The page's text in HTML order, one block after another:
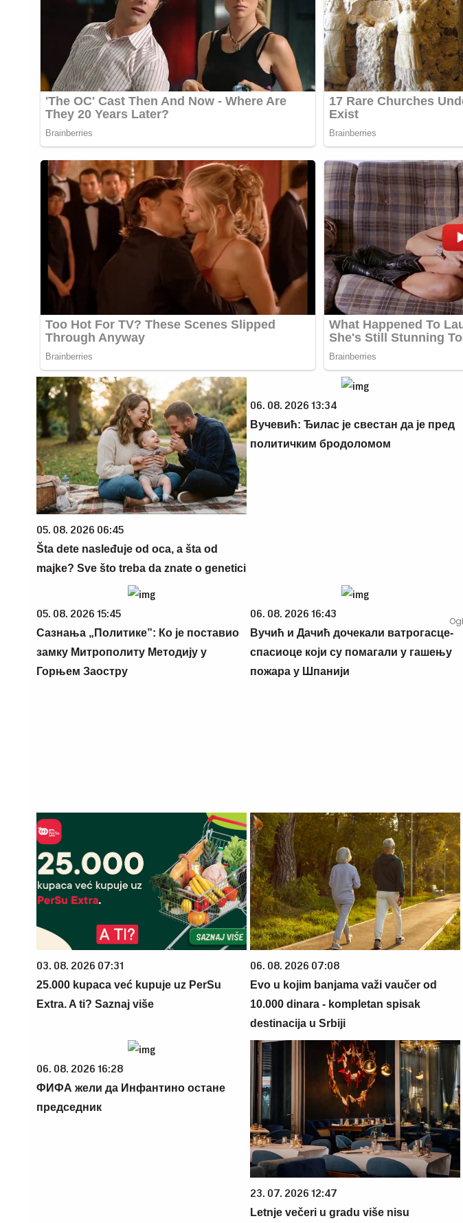
05. 08. 2026 06:45
Šta dete nasleđuje od oca, a šta od
majke? Sve što treba da znate o genetici
06. 08. 2026 13:34
Вучевић: Ђилас је свестан да је пред
политичким бродоломом
05. 08. 2026 15:45
Сазнања „Политике”: Ко је поставио
замку Митрополиту Методију у
Горњем Заостру
06. 08. 2026 16:43
Вучић и Дачић дочекали ватрогасце-
спасиоце који су помагали у гашењу
пожара у Шпанији
03. 08. 2026 07:31
25.000 kupaca već kupuje uz PerSu
Extra. A ti? Saznaj više
06. 08. 2026 07:08
Evo u kojim banjama važi vaučer od
10.000 dinara - kompletan spisak
destinacija u Srbiji
06. 08. 2026 16:28
ФИФА жели да Инфантино остане
председник
23. 07. 2026 12:47
Letnje večeri u gradu više nisu